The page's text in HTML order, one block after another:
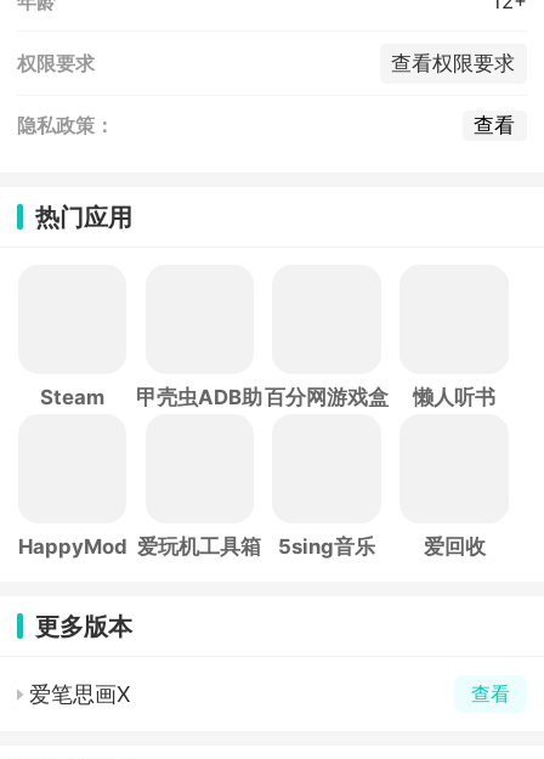
权限要求 查看权限要求
隐私政策： 查看
热门应用
Steam
甲壳虫ADB助百分网游戏盒
懒人听书
HappyMod 爱玩机工具箱 5sing音乐 爱回收
更多版本
爱笔思画X 查看